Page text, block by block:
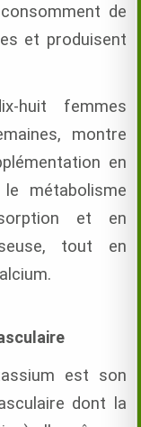
de
et produisent
huit femmes
montre
en
métabolisme
et en
tout en
est son
dont la